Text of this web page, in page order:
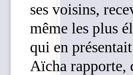
ses voisins,
même les plus
qui en
Aïcha rapporte,